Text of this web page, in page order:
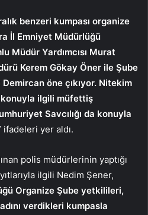
benzeri kumpası organize
İl Emniyet Müdürlüğü
Müdür Yardımcısı Murat
Kerem Gökay Öner ile Şube
Demircan öne çıkıyor. Nitekim
konuyla ilgili müfettiş
Savcılığı da konuyla
ifadeleri yer aldı.
polis müdürlerinin yaptığı
ilgili Nedim Şener,
Organize Şube yetkilileri,
verdikleri kumpasla